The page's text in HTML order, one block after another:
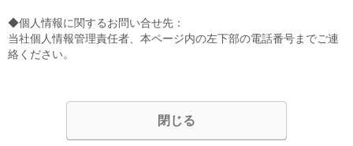
◆個人情報に関するお問い合せ先：
当社個人情報管理責任者、本ページ内の左下部の電話番号までご連
絡ください。
閉じる